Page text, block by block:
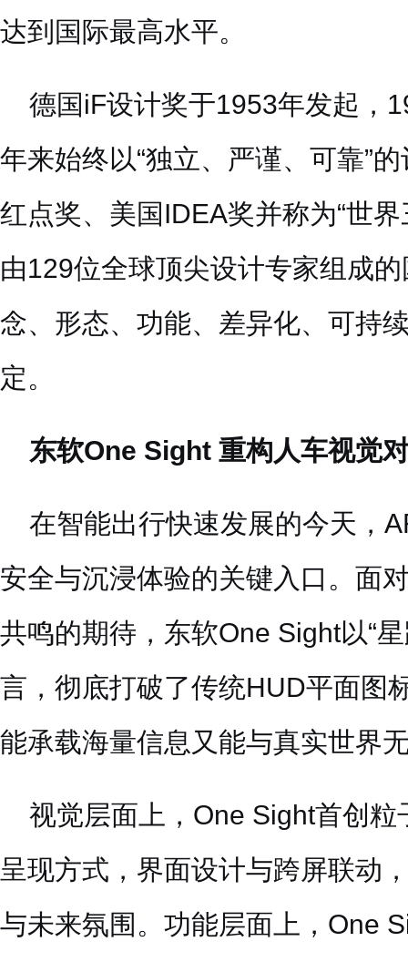
达到国际最高水平。
德国iF设计奖于1953年发起，
年来始终以“独立、严谨、可靠”
红点奖、美国IDEA奖并称为“世
由129位全球顶尖设计专家组成
念、形态、功能、差异化、可持
定。
东软One Sight 重构人车视觉
在智能出行快速发展的今天，
安全与沉浸体验的关键入口。面
共鸣的期待，东软One Sight以“
言，彻底打破了传统HUD平面图
能承载海量信息又能与真实世界
视觉层面上，One Sight首创
呈现方式，界面设计与跨屏联动
与未来氛围。功能层面上，One